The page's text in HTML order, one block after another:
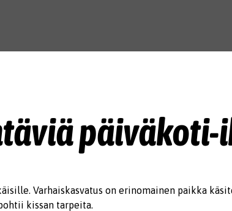
Varhaiskasvatus on erinomainen paikka
kissan tarpeita.